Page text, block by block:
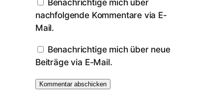
Benachrichtige mich über
nachfolgende Kommentare via E-
Mail.
Benachrichtige mich über neue
Beiträge via E-Mail.